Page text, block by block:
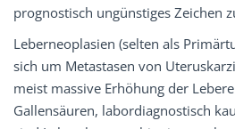
prognostisch ungünstiges Zeichen
Leberneoplasien (selten als
sich um Metastasen von
meist massive Erhöhung der
Gallensäuren, labordiagnostisch